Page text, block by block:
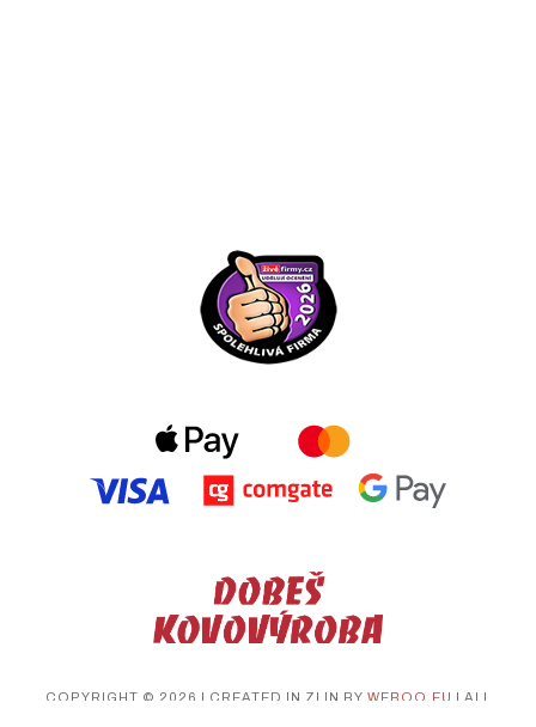
COPYRIGHT © 2026 | CREATED IN ZLIN BY WEBOO.EU | ALL